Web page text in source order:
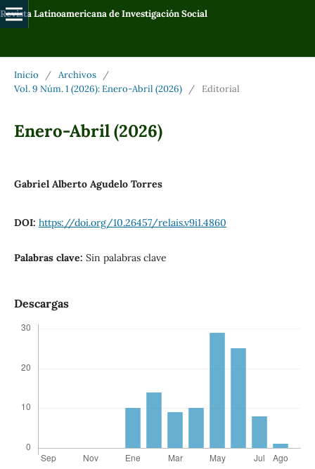
Revista Latinoamericana de Investigación Social
Inicio / Archivos
/
Vol. 9 Núm. 1 (2026): Enero-Abril (2026)
/ Editorial
Enero-Abril (2026)
Gabriel Alberto Agudelo Torres
DOI: https://doi.org/10.26457/relais.v9i1.4860
Palabras clave: Sin palabras clave
Descargas